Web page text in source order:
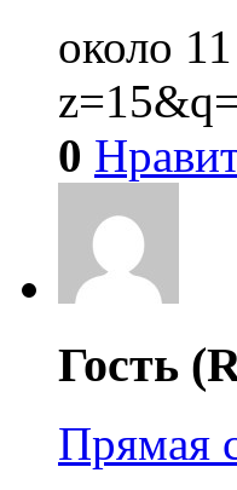
около
0
Гость
Прямая